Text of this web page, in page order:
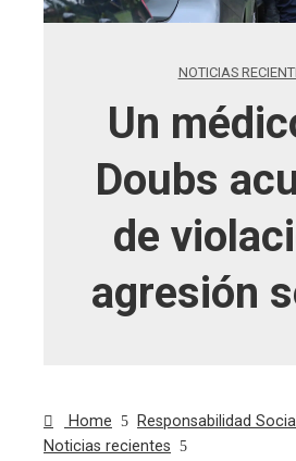
NOTICIAS
Un
Doubs
de
agresión
Home
Responsabilidad Social
Noticias recientes